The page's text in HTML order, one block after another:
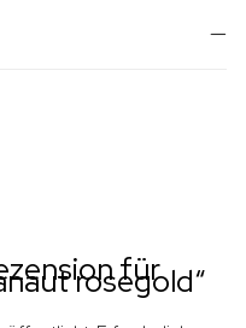
für
rosegold“